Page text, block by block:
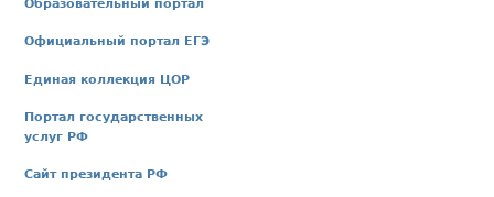
Образовательный портал
Официальный портал ЕГЭ
Единая коллекция ЦОР
Портал государственных
услуг РФ
Сайт президента РФ